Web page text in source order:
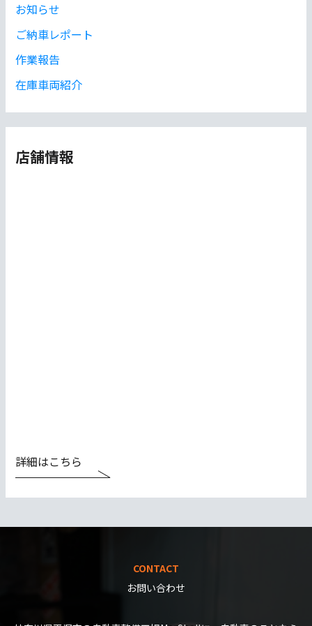
お知らせ
ご納車レポート
作業報告
在庫車両紹介
店舗情報
詳細はこちら
CONTACT
お問い合わせ